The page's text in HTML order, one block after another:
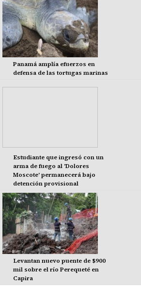
Panamá amplía efuerzos en
defensa de las tortugas marinas
Estudiante que ingresó con un
arma de fuego al 'Dolores
Moscote' permanecerá bajo
detención provisional
Levantan nuevo puente de $900
mil sobre el río Perequeté en
Capira